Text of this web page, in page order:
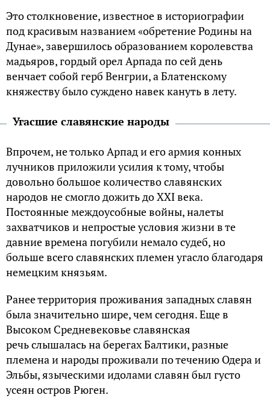
Это столкновение, известное в историографии
под красивым названием «обретение Родины на
Дунае», завершилось образованием королевства
мадьяров, гордый орел Арпада по сей день
венчает собой герб Венгрии, а Блатенскому
княжеству было суждено навек кануть в лету.
Угасшие славянские народы
Впрочем, не только Арпад и его армия конных
лучников приложили усилия к тому, чтобы
довольно большое количество славянских
народов не смогло дожить до XXI века.
Постоянные междоусобные войны, налеты
захватчиков и непростые условия жизни в те
давние времена погубили немало судеб, но
больше всего славянских племен угасло благодаря
немецким князьям.
Ранее территория проживания западных славян
была значительно шире, чем сегодня. Еще в
Высоком Средневековье славянская
речь слышалась на берегах Балтики, разные
племена и народы проживали по течению Одера и
Эльбы, языческими идолами славян был густо
усеян остров Рюген.